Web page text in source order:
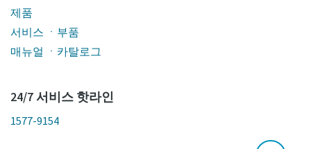
제품
서비스 ㆍ부품
매뉴얼 ㆍ카탈로그
24/7 서비스 핫라인
1577-9154